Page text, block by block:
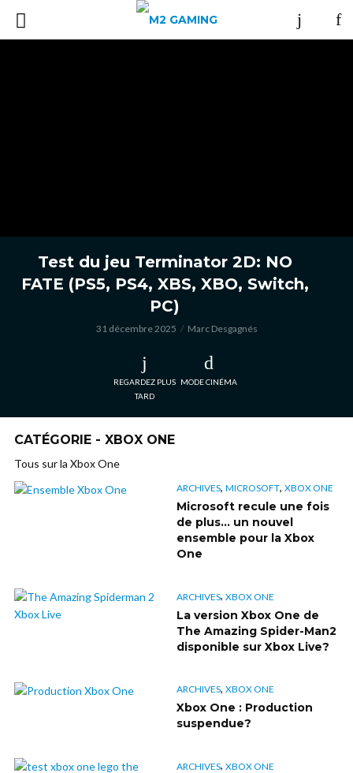
Test du jeu Terminator 2D: NO
FATE (PS5, PS4, XBS, XBO, Switch,
PC)
31 décembre 2025 Marc Desgagnés
REGARDEZ PLUS
TARD
MODE CINÉMA
CATÉGORIE - XBOX ONE
Tous sur la Xbox One
ARCHIVES, MICROSOFT, XBOX ONE
Microsoft recule une fois
de plus… un nouvel
ensemble pour la Xbox
One
ARCHIVES, XBOX ONE
La version Xbox One de
The Amazing Spider-Man2
disponible sur Xbox Live?
ARCHIVES, XBOX ONE
Xbox One : Production
suspendue?
ARCHIVES, XBOX ONE